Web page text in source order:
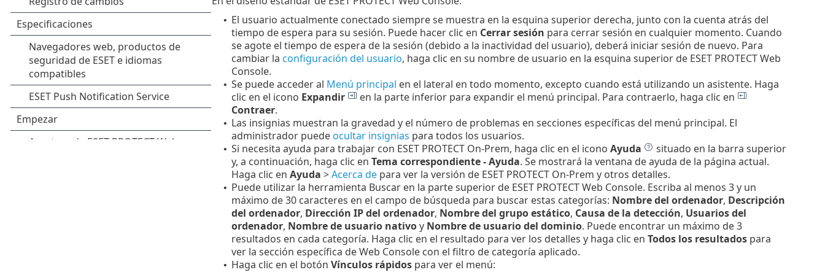
• El usuario actualmente conectado siempre se muestra en la esquina superior derecha, junto con la cuenta atrás del
tiempo de espera para su sesión. Puede hacer clic en Cerrar sesión para cerrar sesión en cualquier momento. Cuando
se agote el tiempo de espera de la sesión (debido a la inactividad del usuario), deberá iniciar sesión de nuevo. Para
cambiar la configuración del usuario, haga clic en su nombre de usuario en la esquina superior de ESET PROTECT Web
Console.
• Se puede acceder al Menú principal en el lateral en todo momento, excepto cuando está utilizando un asistente. Haga
clic en el icono Expandir
en la parte inferior para expandir el menú principal. Para contraerlo, haga clic en
Contraer.
• Las insignias muestran la gravedad y el número de problemas en secciones específicas del menú principal. El
administrador puedeocultar insignias para todos los usuarios.
• Si necesita ayuda para trabajar con ESET PROTECT On-Prem, haga clic en el icono Ayuda
situado en la barra superior
y, a continuación, haga clic en Tema correspondiente - Ayuda. Se mostrará la ventana de ayuda de la página actual.
Haga clic en Ayuda >Acerca depara ver la versión de ESET PROTECT On-Prem y otros detalles.
• Puede utilizar la herramienta Buscar en la parte superior de ESET PROTECT Web Console. Escriba al menos 3 y un
máximo de 30 caracteres en el campo de búsqueda para buscar estas categorías: Nombre del ordenador, Descripción
del ordenador, Dirección IP del ordenador, Nombre del grupo estático, Causa de la detección, Usuarios del
ordenador, Nombre de usuario nativoy Nombre de usuario del dominio. Puede encontrar un máximo de 3
resultados en cada categoría. Haga clic en el resultado para ver los detalles y haga clic en Todos los resultadospara
ver la sección específica de Web Console con el filtro de categoría aplicado.
• Haga clic en el botón Vínculos rápidospara ver el menú: